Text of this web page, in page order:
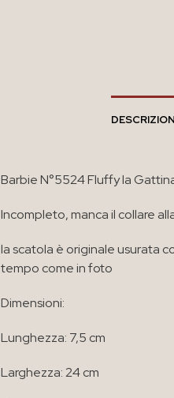
Barbie N°5524 Fluffy la
Incompleto, manca il collare
la scatola è originale usurata
tempo come in foto
Dimensioni:
Lunghezza: 7,5 cm
Larghezza: 24 cm